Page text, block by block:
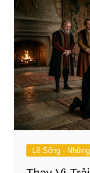
Lẽ Sống -